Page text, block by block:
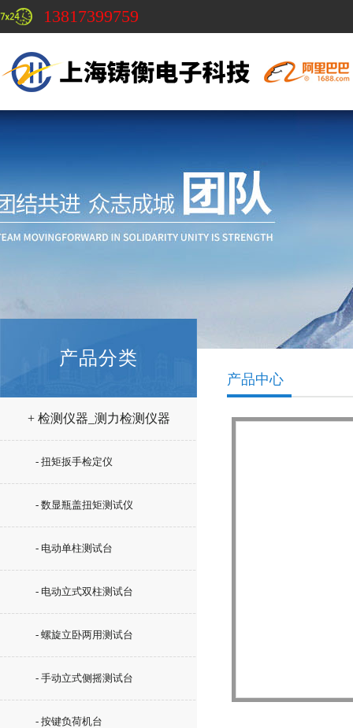
13817399759
产品分类
+ 检测仪器_测力检测仪器
- 扭矩扳手检定仪
- 数显瓶盖扭矩测试仪
- 电动单柱测试台
- 电动立式双柱测试台
- 螺旋立卧两用测试台
- 手动立式侧摇测试台
- 按键负荷机台
产品中心